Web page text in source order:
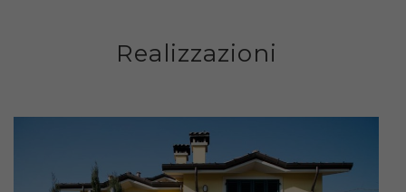
Realizzazioni